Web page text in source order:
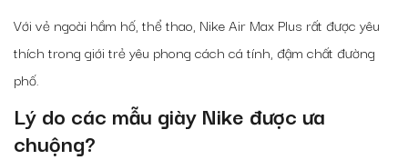
Với vẻ ngoài hầm hố, thể thao, Nike Air Max Plus rất được yêu
thích trong giới trẻ yêu phong cách cá tính, đậm chất đường
phố.
Lý do các mẫu giày Nike được ưa
chuộng?